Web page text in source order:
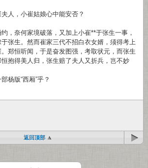
，小崔姑娘心中能安否？
奈何家境破落，又加上小崔**于张生一事，
张生。然而崔家三代不招白衣女婿，须得考上
郑恒听闻，于是奋发图强，考取状元，而张生
抱得美人归，张生赔了夫人又折兵，岂不妙
版“西厢”乎？
返回顶部